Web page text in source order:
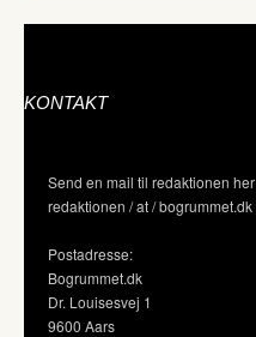
KONTAKT
Send en mail til redaktionen her
redaktionen / at / bogrummet.dk
Postadresse:
Bogrummet.dk
Dr. Louisesvej 1
9600 Aars